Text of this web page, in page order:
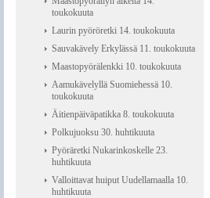
toukokuuta
Laurin pyöröretki 14. toukokuuta
Sauvakävely Erkylässä 11. toukokuuta
Maastopyörälenkki 10. toukokuuta
Aamukävelyllä Suomiehessä 10.
toukokuuta
Äitienpäiväpatikka 8. toukokuuta
Polkujuoksu 30. huhtikuuta
Pyöräretki Nukarinkoskelle 23.
huhtikuuta
Valloittavat huiput Uudellamaalla 10.
huhtikuuta